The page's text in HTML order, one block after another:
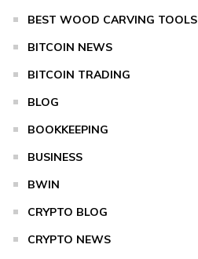
BEST WOOD CARVING TOOLS
BITCOIN NEWS
BITCOIN TRADING
BLOG
BOOKKEEPING
BUSINESS
BWIN
CRYPTO BLOG
CRYPTO NEWS